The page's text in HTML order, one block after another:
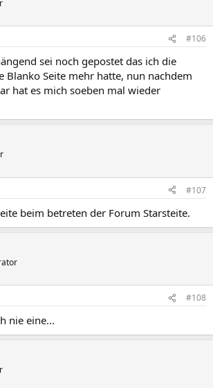
#106
sei noch gepostet das ich die
Blanko Seite mehr hatte, nun nachdem
hat es mich soeben mal wieder
#107
beim betreten der Forum Starsteite.
#108
nie eine...